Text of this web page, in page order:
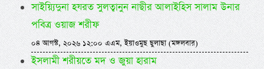
সাইয়্যিদুনা হযরত সুলত্বানুন নাছীর আলাইহিস সালাম উনার
পবিত্র ওয়াজ শরীফ
০৪ আগস্ট, ২০২৬ ১২:০০ এএম, ইয়াওমুছ ছুলাছা (মঙ্গলবার)
ইসলামী শরীয়তে মদ ও জুয়া হারাম